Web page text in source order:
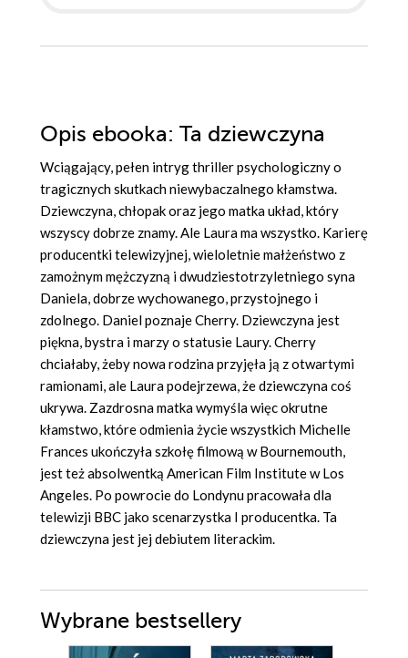
Opis ebooka: Ta dziewczyna
Wciągający, pełen intryg thriller psychologiczny o
tragicznych skutkach niewybaczalnego kłamstwa.
Dziewczyna, chłopak oraz jego matka układ, który
wszyscy dobrze znamy. Ale Laura ma wszystko. Karierę
producentki telewizyjnej, wieloletnie małżeństwo z
zamożnym mężczyzną i dwudziestotrzyletniego syna
Daniela, dobrze wychowanego, przystojnego i
zdolnego. Daniel poznaje Cherry. Dziewczyna jest
piękna, bystra i marzy o statusie Laury. Cherry
chciałaby, żeby nowa rodzina przyjęła ją z otwartymi
ramionami, ale Laura podejrzewa, że dziewczyna coś
ukrywa. Zazdrosna matka wymyśla więc okrutne
kłamstwo, które odmienia życie wszystkich Michelle
Frances ukończyła szkołę filmową w Bournemouth,
jest też absolwentką American Film Institute w Los
Angeles. Po powrocie do Londynu pracowała dla
telewizji BBC jako scenarzystka I producentka. Ta
dziewczyna jest jej debiutem literackim.
Wybrane bestsellery